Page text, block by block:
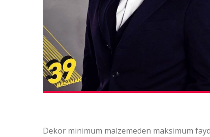
Dekor minimum malzemeden maksimum